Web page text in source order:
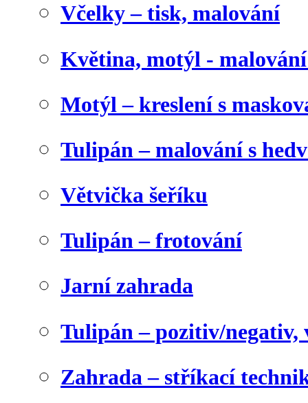
Včelky – tisk, malování
Květina, motýl -
Motýl – kreslení s
Tulipán – malování s
Větvička šeříku
Tulipán – frotování
Jarní zahrada
Tulipán – pozitiv/negativ,
Zahrada – stříkací